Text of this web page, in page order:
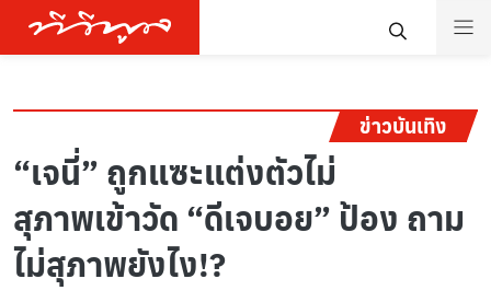
ข่าวบันเทิง
“เจนี่” ถูกแซะแต่งตัวไม่
สุภาพเข้าวัด “ดีเจบอย” ป้อง ถาม
ไม่สุภาพยังไง!?